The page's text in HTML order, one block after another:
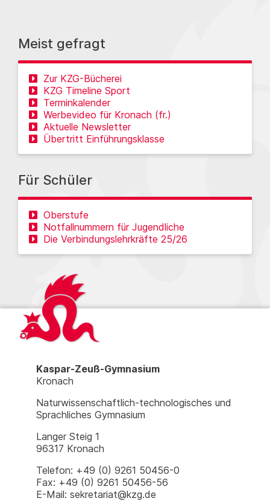
Meist gefragt
Zur KZG-Bücherei
KZG Timeline Sport
Terminkalender
Werbevideo für Kronach (fr.)
Aktuelle Newsletter
Übertritt Einführungsklasse
Für Schüler
Oberstufe
Notfallnummern für Jugendliche
Die Verbindungslehrkräfte 25/26
Kaspar-Zeuß-Gymnasium
Kronach
Naturwissenschaftlich-technologisches und
Sprachliches Gymnasium
Langer Steig 1
96317 Kronach
Telefon: +49 (0) 9261 50456-0
Fax: +49 (0) 9261 50456-56
E-Mail: sekretariat@kzg.de